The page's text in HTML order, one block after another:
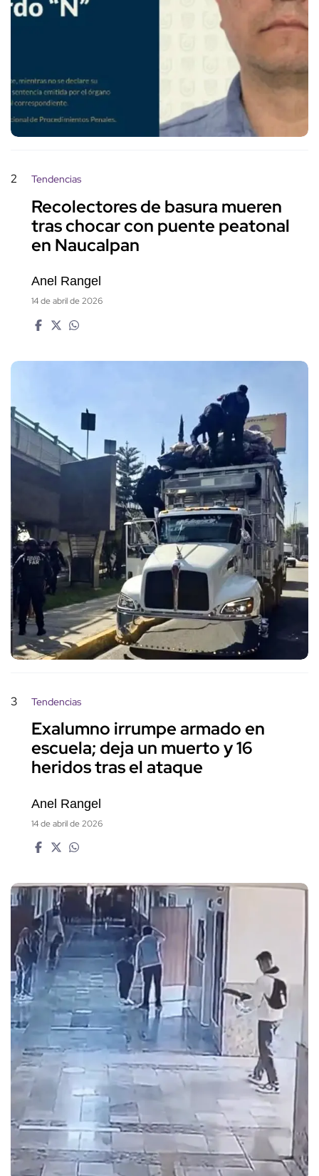
2 Tendencias
Recolectores de basura mueren
tras chocar con puente peatonal
en Naucalpan
Anel Rangel
14 de abril de 2026
3 Tendencias
Exalumno irrumpe armado en
escuela; deja un muerto y 16
heridos tras el ataque
Anel Rangel
14 de abril de 2026